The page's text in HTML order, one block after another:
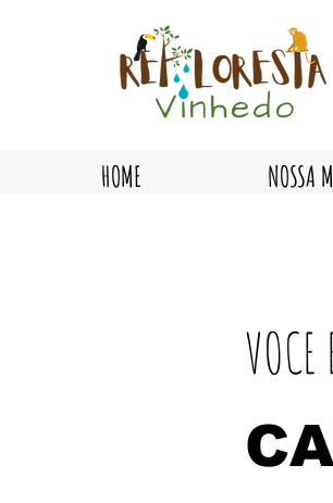
HOME NOSSA